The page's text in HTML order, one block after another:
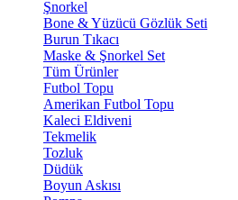
Şnorkel
Bone & Yüzücü Gözlük Seti
Burun Tıkacı
Maske & Şnorkel Set
Tüm Ürünler
Futbol Topu
Amerikan Futbol Topu
Kaleci Eldiveni
Tekmelik
Tozluk
Düdük
Boyun Askısı